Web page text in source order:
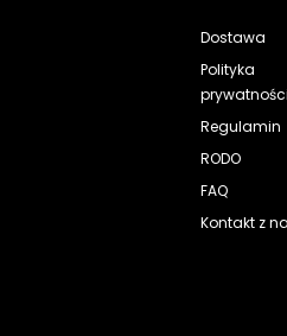
Dostawa
Polityka
prywatności
Regulamin
RODO
FAQ
Kontakt z